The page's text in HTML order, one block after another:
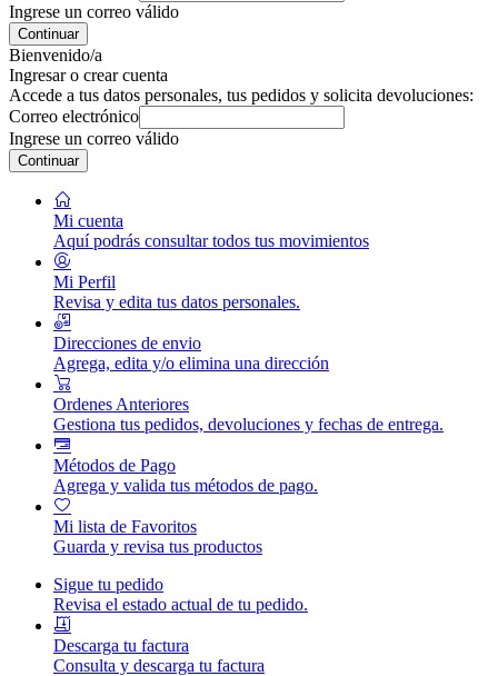
Ingrese un correo válido
Continuar
Bienvenido/a
Ingresar o crear cuenta
Accede a tus datos personales, tus pedidos y solicita devoluciones:
Correo electrónico
Ingrese un correo válido
Continuar
Mi cuenta
Aquí podrás consultar todos tus movimientos
Mi Perfil
Revisa y edita tus datos personales.
Direcciones de envio
Agrega, edita y/o elimina una dirección
Ordenes Anteriores
Gestiona tus pedidos, devoluciones y fechas de entrega.
Métodos de Pago
Agrega y valida tus métodos de pago.
Mi lista de Favoritos
Guarda y revisa tus productos
Sigue tu pedido
Revisa el estado actual de tu pedido.
Descarga tu factura
Consulta y descarga tu factura